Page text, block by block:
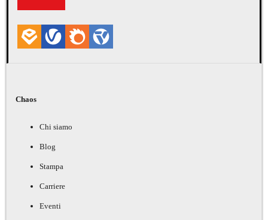
Chaos
Chi siamo
Blog
Stampa
Carriere
Eventi